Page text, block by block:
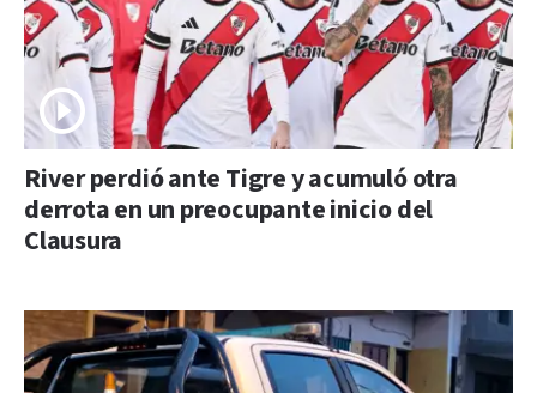
River perdió ante Tigre y acumuló otra
derrota en un preocupante inicio del
Clausura